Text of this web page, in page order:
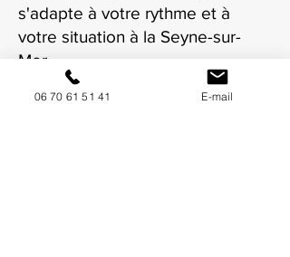
s'adapte à votre rythme et à
votre situation à la Seyne-sur-
Mer.
06 70 61 51 41 E-mail